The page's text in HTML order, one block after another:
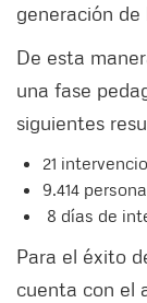
generación de
De esta
una fase
siguientes
21
9.414
8 días de
Para el éxito
cuenta con el